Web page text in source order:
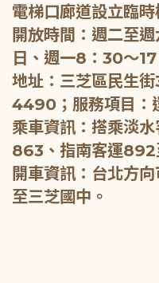
電梯口廊道設立臨時
開放時間：週二至
日、週一8：30～
地址：三芝區民生
4490；服務項目：
乘車資訊：搭乘淡
863、指南客運892
開車資訊：台北方
至三芝國中。